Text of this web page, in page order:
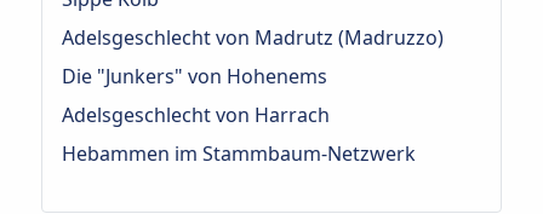
Adelsgeschlecht von Madrutz (Madruzzo)
Die "Junkers" von Hohenems
Adelsgeschlecht von Harrach
Hebammen im Stammbaum-Netzwerk